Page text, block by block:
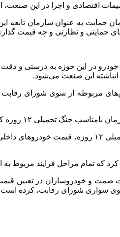
اقتصادی و اجرا در این
به عنوان سازمان تابعه
حمایتی و نظارتی و چه قیمت
در این حوزه به درستی و
این صنعت می‌شود.
مربوطه از سوی شورای رقابت
تحمیلی ۱۲ روزه کج سلیقگی است.
شد؛
کرد که تمام مراحل فرایند
صمت و خودروسازان در تعیین
سواری شورای رقابت، کرده